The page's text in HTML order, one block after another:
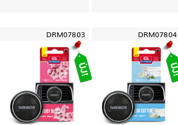
DRM07803 DRM07804